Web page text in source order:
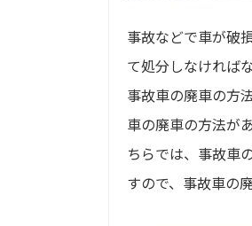
事故などで車が破
て処分しなければ
事故車の廃車の方
車の廃車の方法が
ちらでは、事故車
すので、事故車の